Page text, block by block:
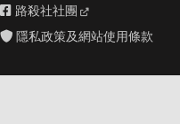
路殺社社團
隱私政策及網站使用條款